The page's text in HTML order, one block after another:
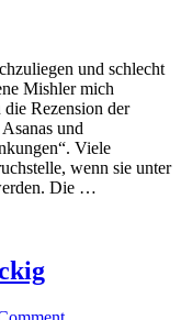
und schlecht
Mishler mich
Rezension der
und
Viele
wenn sie unter
Die …